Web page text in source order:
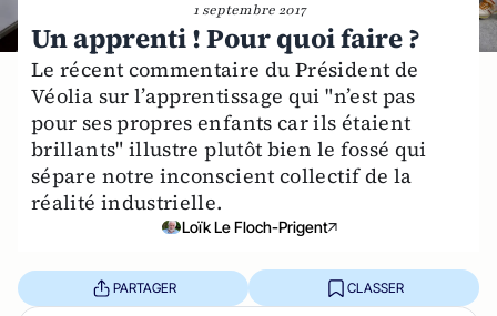
1 septembre 2017
Un apprenti ! Pour quoi faire ?
Le récent commentaire du Président de
Véolia sur l’apprentissage qui "n’est pas
pour ses propres enfants car ils étaient
brillants" illustre plutôt bien le fossé qui
sépare notre inconscient collectif de la
réalité industrielle.
Loïk Le Floch-Prigent
PARTAGER CLASSER